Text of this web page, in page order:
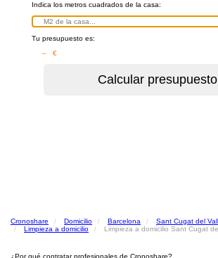
Indica los metros cuadrados de la casa:
Tu presupuesto es:
– €
Cronoshare Domicilio Barcelona
Sant Cugat del
Limpieza a domicilio
Limpieza a domicilio Sant Cugat
¿Por qué contratar profesionales de Cronoshare?